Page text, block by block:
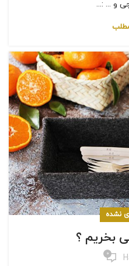
و ... :...
نشده
بخریم ؟
0